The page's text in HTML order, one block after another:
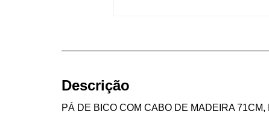
Descrição
PÁ DE BICO COM CABO DE MADEIRA